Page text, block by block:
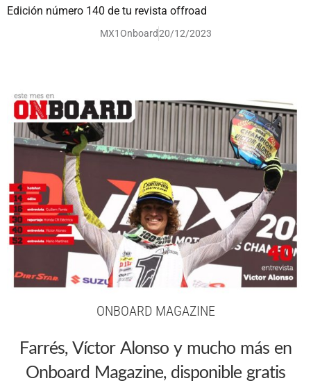
Edición número 140 de tu revista offroad
MX1Onboard20/12/2023
ONBOARD MAGAZINE
Farrés, Víctor Alonso y mucho más en
Onboard Magazine, disponible gratis